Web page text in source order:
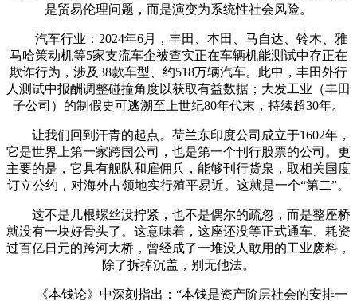
是贸易伦理问题，而是演变为系统性社会风险。
汽车行业：2024年6月，丰田、本田、马自达、铃木、雅
马哈策动机等5家支流车企被查实正在车辆机能测试中存正在
欺诈行为，涉及38款车型、约518万辆汽车。此中，丰田外行
人测试中报酬调整碰撞角度以获取有益数据；大发工业（丰田
子公司）的制假史可逃溯至上世纪80年代末，持续超30年。
让我们回到汗青的起点。荷兰东印度公司成立于1602年，
它是世界上第一家跨国公司，也是第一个刊行股票的公司。更
主要的是，它具有舰队和雇佣兵，能够刊行货泉，取相关国度
订立公约，对海外占领地实行殖平易近。这就是一个“第二”。
这不是几根螺丝没拧紧，也不是偶尔的疏忽，而是整座桥
就没有一块好骨头了。这意味着，这座还没等正式通车、耗资
过百亿日元的跨河大桥，曾经成了一堆没人敢用的工业废料，
除了拆掉沉盖，别无他法。
《本钱论》中深刻指出：“本钱是资产阶层社会的安排一